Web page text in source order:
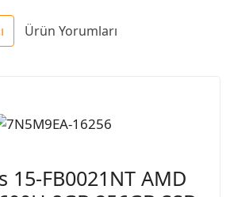
Ürün Yorumları
15-FB0021NT AMD